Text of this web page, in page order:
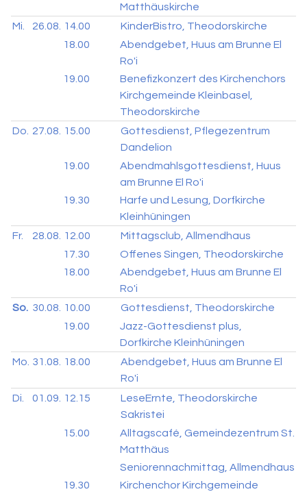
Matthäuskirche
Mi.
26.08. 14.00
KinderBistro, Theodorskirche
18.00
Abendgebet, Huus am Brunne El
Ro'i
19.00
Benefizkonzert des Kirchenchors
Kirchgemeinde Kleinbasel,
Theodorskirche
Do.
27.08. 15.00
Gottesdienst, Pflegezentrum
Dandelion
19.00
Abendmahlsgottesdienst, Huus
am Brunne El Ro'i
19.30
Harfe und Lesung, Dorfkirche
Kleinhüningen
Fr.
28.08. 12.00
Mittagsclub, Allmendhaus
17.30
Offenes Singen, Theodorskirche
18.00
Abendgebet, Huus am Brunne El
Ro'i
So. 30.08. 10.00
Gottesdienst, Theodorskirche
19.00
Jazz-Gottesdienst plus,
Dorfkirche Kleinhüningen
Mo. 31.08. 18.00
Abendgebet, Huus am Brunne El
Ro'i
Di.
01.09. 12.15
LeseErnte, Theodorskirche
Sakristei
15.00
Alltagscafé, Gemeindezentrum St.
Matthäus
Seniorennachmittag, Allmendhaus
19.30
Kirchenchor Kirchgemeinde